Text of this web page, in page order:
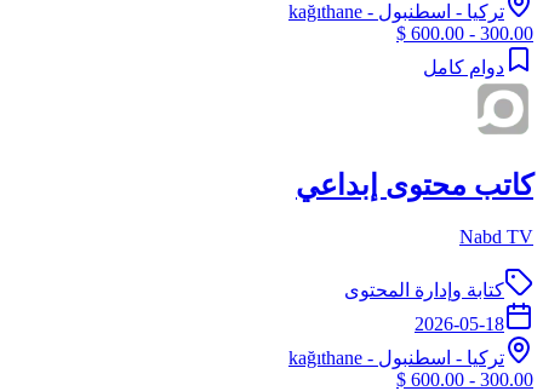
تركيا - اسطنبول - kağıthane
300.00 - 600.00 $
دوام كامل
كاتب محتوى إبداعي
Nabd TV
كتابة وإدارة المحتوى
2026-05-18
تركيا - اسطنبول - kağıthane
300.00 - 600.00 $